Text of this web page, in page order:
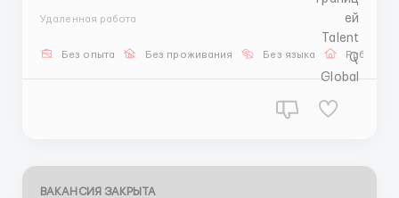
...
Удаленная работа
Без опыта Без проживания Без языка Работа
ВАКАНСИЯ ЗАКРЫТА